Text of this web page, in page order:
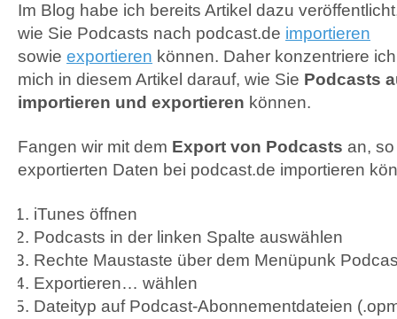
Im Blog habe ich bereits Artikel dazu
wie Sie Podcasts nach podcast.de importieren
sowie exportieren können. Daher konzentriere ich
mich in diesem Artikel darauf, wie Sie Podcasts
importieren und exportieren können.
Fangen wir mit dem Export von Podcasts an,
exportierten Daten bei podcast.de importieren
iTunes öffnen
Podcasts in der linken Spalte auswählen
Rechte Maustaste über dem Menüpunk
Exportieren… wählen
Dateityp auf Podcast-Abonnementdateien